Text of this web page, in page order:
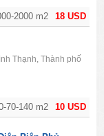
18 USD
2000 m2
10 USD
70-140 m2
Thạnh, Thành phố